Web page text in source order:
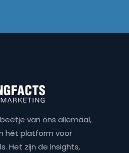
van ons allemaal,
hét platform voor
Het zijn de insights,